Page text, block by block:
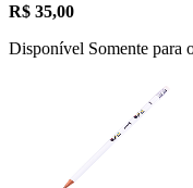
R$ 35,00
Disponível Somente para